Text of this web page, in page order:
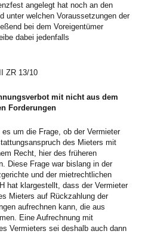
angelegt hat noch an den
unter welchen Voraussetzungen der
bei dem Voreigentümer
dabei jedenfalls
ZR 13/10
mit nicht aus dem
Forderungen
um die Frage, ob der Vermieter
des Mieters mit
Recht, hier des früheren
Diese Frage war bislang in der
und der mietrechtlichen
hat klargestellt, dass der Vermieter
Mieters auf Rückzahlung der
aufrechnen kann, die aus
Eine Aufrechnung mit
Vermieters sei deshalb auch dann